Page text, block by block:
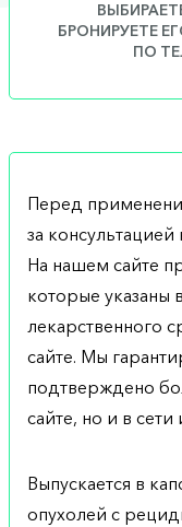
БРОНИРУЕТЕ
ПО
Перед
за
На нашем сайте
которые указаны
лекарственного
сайте. Мы
подтверждено
сайте, но и в сети
Выпускается в
опухолей с